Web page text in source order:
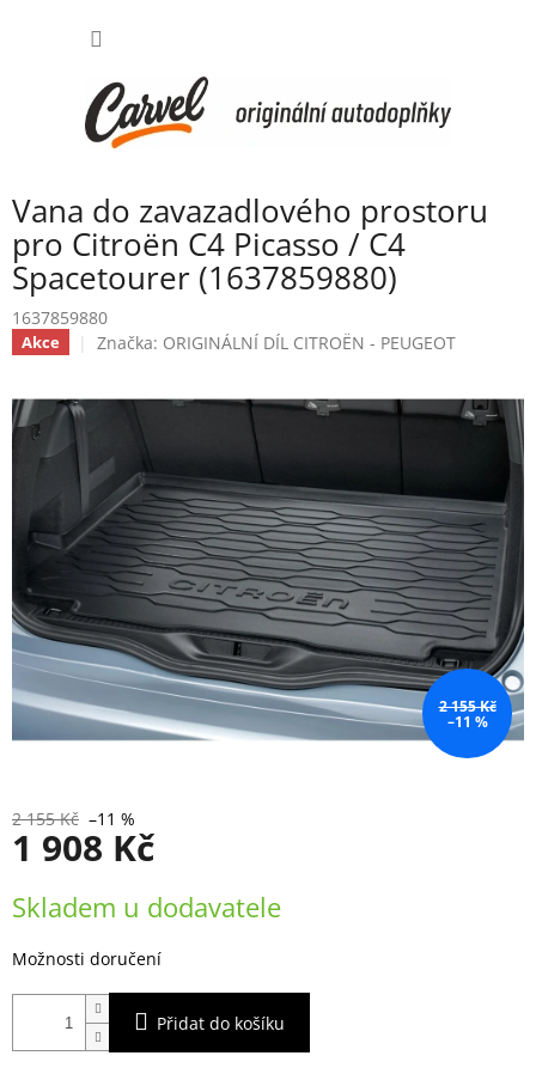
Vana do zavazadlového prostoru
pro Citroën C4 Picasso / C4
Spacetourer (1637859880)
1637859880
Akce Značka: ORIGINÁLNÍ DÍL CITROËN - PEUGEOT
2 155 Kč
–11 %
2 155 Kč –11 %
1 908 Kč
cena:
Skladem u dodavatele
Možnosti doručení
Přidat do košíku